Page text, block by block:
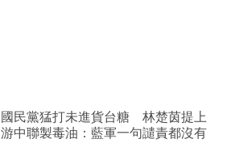
國民黨猛打未進貨台糖 林楚茵提上
游中聯製毒油：藍軍一句譴責都沒有